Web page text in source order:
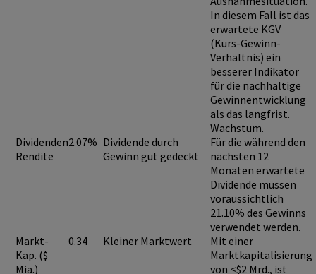
In diesem Fall ist das
erwartete KGV
(Kurs-Gewinn-
Verhältnis) ein
besserer Indikator
für die nachhaltige
Gewinnentwicklung
als das langfrist.
Wachstum.
Dividenden
Rendite
2.07% Dividende durch
Gewinn gut gedeckt
Für die während den
nächsten 12
Monaten erwartete
Dividende müssen
voraussichtlich
21.10% des Gewinns
verwendet werden.
Markt-
Kap. ($
Mia.)
0.34 Kleiner Marktwert
Mit einer
Marktkapitalisierung
von <$2 Mrd., ist